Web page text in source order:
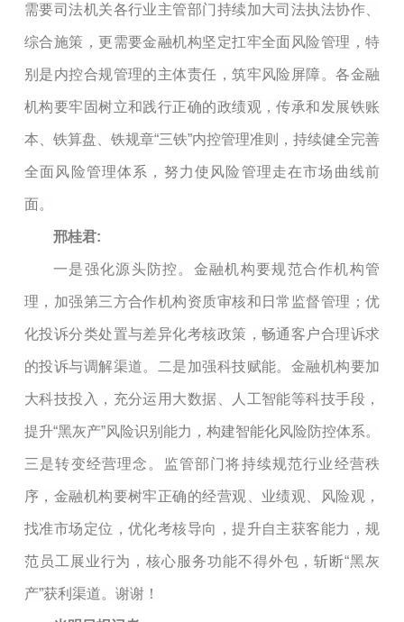
需要司法机关各行业主管部门持续加大司法执法协作、
综合施策，更需要金融机构坚定扛牢全面风险管理，特
别是内控合规管理的主体责任，筑牢风险屏障。各金融
机构要牢固树立和践行正确的政绩观，传承和发展铁账
本、铁算盘、铁规章“三铁”内控管理准则，持续健全完善
全面风险管理体系，努力使风险管理走在市场曲线前
面。
邢桂君:
一是强化源头防控。金融机构要规范合作机构管
理，加强第三方合作机构资质审核和日常监督管理；优
化投诉分类处置与差异化考核政策，畅通客户合理诉求
的投诉与调解渠道。二是加强科技赋能。金融机构要加
大科技投入，充分运用大数据、人工智能等科技手段，
提升“黑灰产”风险识别能力，构建智能化风险防控体系。
三是转变经营理念。监管部门将持续规范行业经营秩
序，金融机构要树牢正确的经营观、业绩观、风险观，
找准市场定位，优化考核导向，提升自主获客能力，规
范员工展业行为，核心服务功能不得外包，斩断“黑灰
产”获利渠道。谢谢！